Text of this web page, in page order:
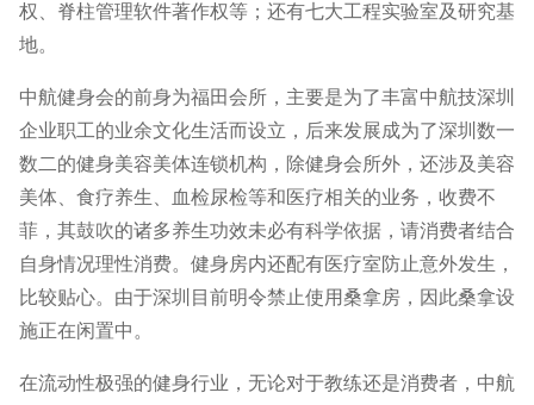
权、脊柱管理软件著作权等；还有七大工程实验室及研究基
地。
中航健身会的前身为福田会所，主要是为了丰富中航技深圳
企业职工的业余文化生活而设立，后来发展成为了深圳数一
数二的健身美容美体连锁机构，除健身会所外，还涉及美容
美体、食疗养生、血检尿检等和医疗相关的业务，收费不
菲，其鼓吹的诸多养生功效未必有科学依据，请消费者结合
自身情况理性消费。健身房内还配有医疗室防止意外发生，
比较贴心。由于深圳目前明令禁止使用桑拿房，因此桑拿设
施正在闲置中。
在流动性极强的健身行业，无论对于教练还是消费者，中航